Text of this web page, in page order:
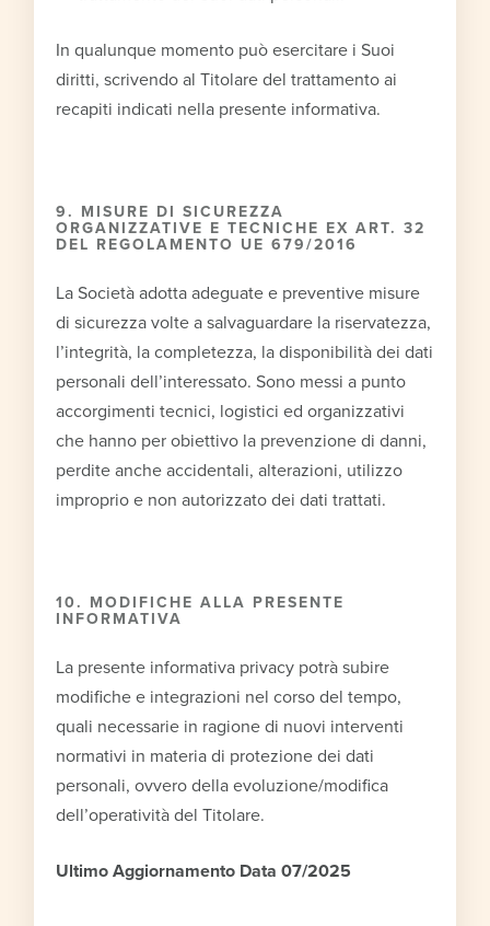
In qualunque momento può esercitare i Suoi
diritti, scrivendo al Titolare del trattamento ai
recapiti indicati nella presente informativa.
9. MISURE DI SICUREZZA
ORGANIZZATIVE E TECNICHE EX ART. 32
DEL REGOLAMENTO UE 679/2016
La Società adotta adeguate e preventive misure
di sicurezza volte a salvaguardare la riservatezza,
l’integrità, la completezza, la disponibilità dei dati
personali dell’interessato. Sono messi a punto
accorgimenti tecnici, logistici ed organizzativi
che hanno per obiettivo la prevenzione di danni,
perdite anche accidentali, alterazioni, utilizzo
improprio e non autorizzato dei dati trattati.
10. MODIFICHE ALLA PRESENTE
INFORMATIVA
La presente informativa privacy potrà subire
modifiche e integrazioni nel corso del tempo,
quali necessarie in ragione di nuovi interventi
normativi in materia di protezione dei dati
personali, ovvero della evoluzione/modifica
dell’operatività del Titolare.
Ultimo Aggiornamento Data 07/2025